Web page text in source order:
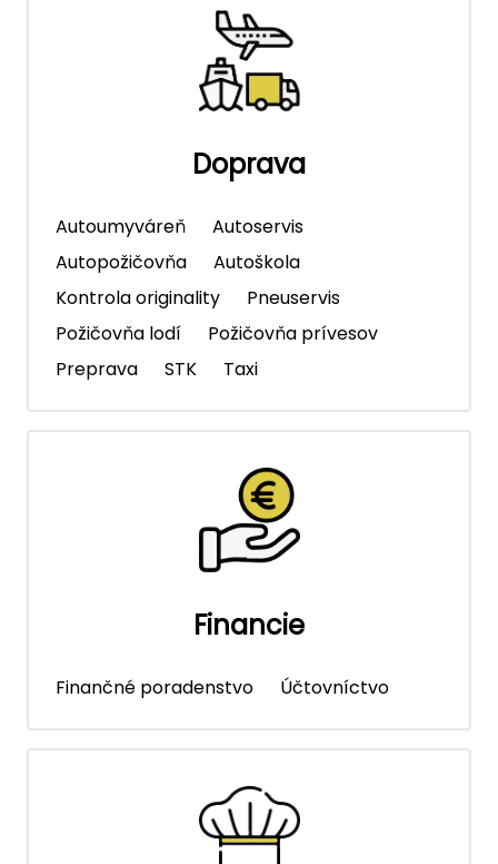
Doprava
Autoumyváreň
Autoservis
Autopožičovňa
Autoškola
Kontrola originality
Pneuservis
Požičovňa lodí
Požičovňa prívesov
Preprava
STK Taxi
Financie
Finančné poradenstvo Účtovníctvo